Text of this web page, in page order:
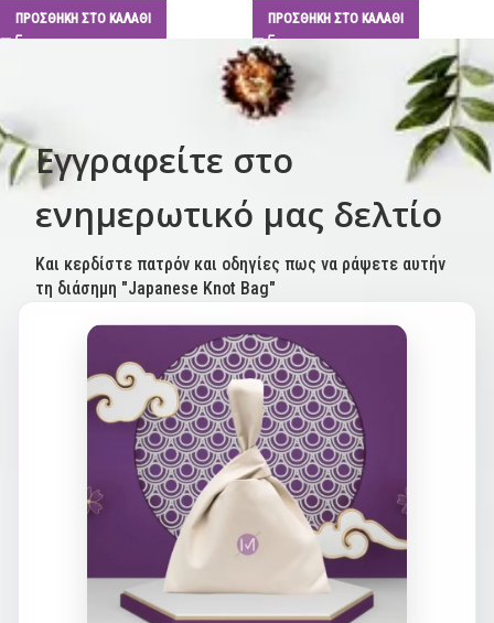
ΠΡΟΣΘΉΚΗ ΣΤΟ ΚΑΛΆΘΙ ΠΡΟΣΘΉΚΗ ΣΤΟ ΚΑΛΆΘΙ
Εγγραφείτε στο
ενημερωτικό μας δελτίο
Και κερδίστε πατρόν και οδηγίες πως να ράψετε αυτήν
τη διάσημη "Japanese Knot Bag"